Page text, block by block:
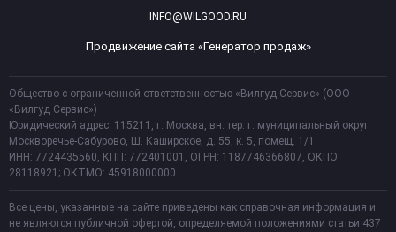
INFO@WILGOOD.RU
Продвижение сайта «Генератор продаж»
Общество с ограниченной ответственностью «Вилгуд Сервис» (ООО
«Вилгуд Сервис»)
Юридический адрес: 115211, г. Москва, вн. тер. г. муниципальный округ
Москворечье-Сабурово, Ш. Каширское, д. 55, к. 5, помещ. 1/1.
ИНН: 7724435560, КПП: 772401001, ОГРН: 1187746366807, ОКПО:
28118921; ОКТМО: 45918000000
Все цены, указанные на сайте приведены как справочная информация и
не являются публичной офертой, определяемой положениями статьи 437